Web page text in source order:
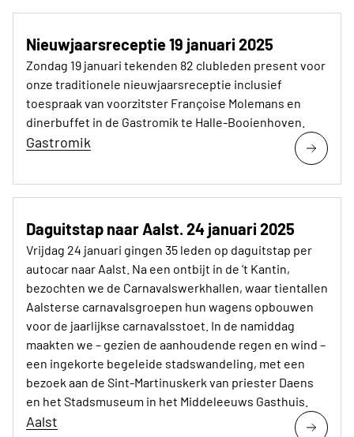
Nieuwjaarsreceptie 19 januari 2025
Zondag 19 januari tekenden 82 clubleden present voor
onze traditionele nieuwjaarsreceptie inclusief
toespraak van voorzitster Françoise Molemans en
dinerbuffet in de Gastromik te Halle-Booienhoven.
Gastromik
Daguitstap naar Aalst. 24 januari 2025
Vrijdag 24 januari gingen 35 leden op daguitstap per
autocar naar Aalst. Na een ontbijt in de ’t Kantin,
bezochten we de Carnavalswerkhallen, waar tientallen
Aalsterse carnavalsgroepen hun wagens opbouwen
voor de jaarlijkse carnavalsstoet. In de namiddag
maakten we – gezien de aanhoudende regen en wind –
een ingekorte begeleide stadswandeling, met een
bezoek aan de Sint-Martinuskerk van priester Daens
en het Stadsmuseum in het Middeleeuws Gasthuis.
Aalst